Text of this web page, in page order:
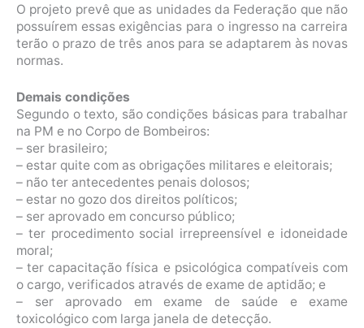
O projeto prevê que as unidades da Federação que não
possuírem essas exigências para o ingresso na carreira
terão o prazo de três anos para se adaptarem às novas
normas.
Demais condições
Segundo o texto, são condições básicas para trabalhar
na PM e no Corpo de Bombeiros:
– ser brasileiro;
– estar quite com as obrigações militares e eleitorais;
– não ter antecedentes penais dolosos;
– estar no gozo dos direitos políticos;
– ser aprovado em concurso público;
– ter procedimento social irrepreensível e idoneidade
moral;
– ter capacitação física e psicológica compatíveis com
o cargo, verificados através de exame de aptidão; e
– ser aprovado em exame de saúde e exame
toxicológico com larga janela de detecção.